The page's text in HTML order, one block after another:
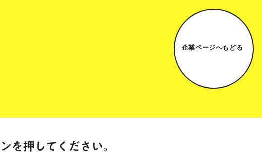
企業ページへもどる
を押してください。